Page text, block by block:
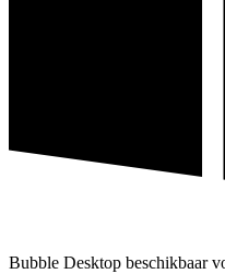
Bubble Desktop beschikbaar